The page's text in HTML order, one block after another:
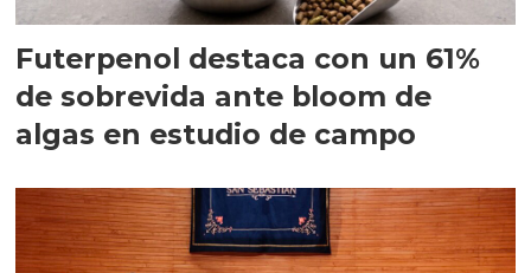
Futerpenol destaca con un 61%
de sobrevida ante bloom de
algas en estudio de campo